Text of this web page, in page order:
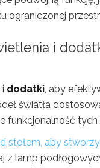
ograniczonej
i
i dodatki , aby
światła
funkcjonalność tych
stołem, aby
lamp